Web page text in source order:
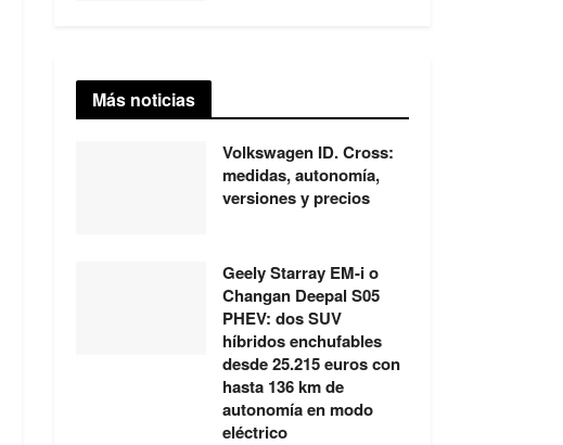
Más noticias
Volkswagen ID. Cross:
medidas, autonomía,
versiones y precios
Geely Starray EM-i o
Changan Deepal S05
PHEV: dos SUV
híbridos enchufables
desde 25.215 euros con
hasta 136 km de
autonomía en modo
eléctrico